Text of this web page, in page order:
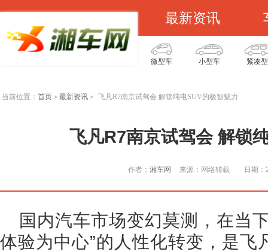
最新资讯
微型车 小型车 紧凑型
当前位置： 首页 > 最新资讯 > 飞凡R7南京试驾会 解锁纯电SUV的极智魅力
飞凡R7南京试驾会 解锁
作者： 湘车网 来源：网络转载 日期
国内汽车市场变幻莫测，在当
体验为中心”的人性化转变，是飞